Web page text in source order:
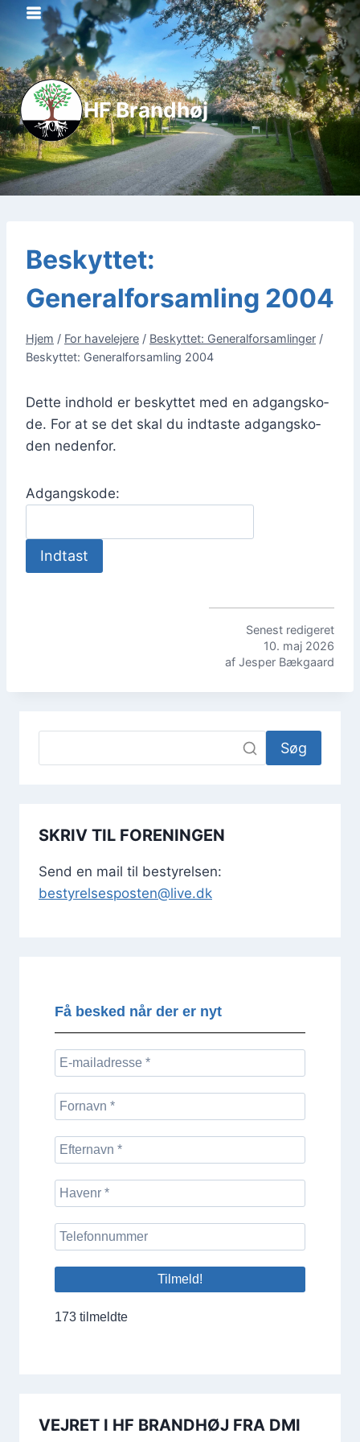
Fortsæt
indhold
HF Brandhøj
Beskyttet:
Generalforsamling 2004
Hjem / For havelejere / Beskyttet: Generalforsamlinger /
Beskyttet: Generalforsamling 2004
Det­te ind­hold er beskyt­tet med en adgangs­ko­
de. For at se det skal du ind­ta­ste adgangs­ko­
den neden­for.
Adgangs­ko­de:
Sene­st redi­ge­ret
10. maj 2026
af Jes­per Bæk­gaard
Søg
SKRIV TIL FORENINGEN
Send en mail til bestyrelsen:
bestyrelsesposten@live.dk
Få besked når der er nyt
173 tilmeldte
VEJRET I HF BRANDHØJ FRA DMI